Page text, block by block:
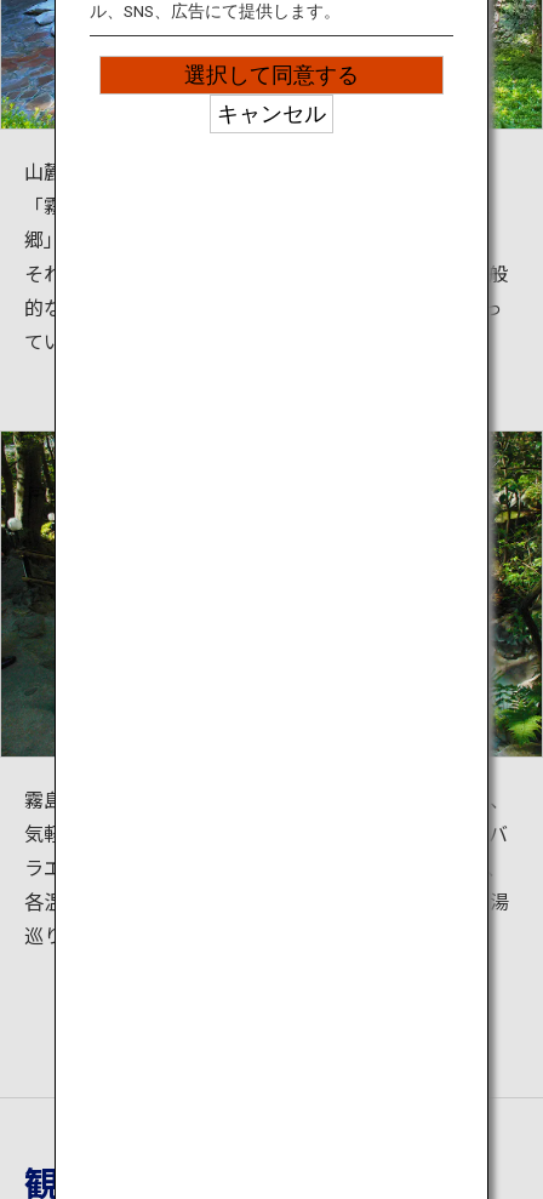
山麓から平野部まで多種多様な温泉が広がる霧島には
「霧島温泉郷」「霧島神宮温泉郷」「妙見・安楽温泉
郷」「日当山温泉郷」と4つの温泉郷があります。
それぞれの温泉施設では様々な泉質の温泉があり、一般
的な泉質10種類のうち霧島の温泉地だけで9種類が揃っ
ています。
霧島にはホテルや旅館などの宿泊温泉施設だけでなく、
気軽に立ち寄ることができる家族湯や露天風呂など、バ
ラエティ豊かな温泉施設があります。泉質はもちろん、
各温泉施設が醸し出す雰囲気を味わいながら温泉郷を湯
巡りすることができます。
観光地詳細
ル、SNS、広告にて提供します。
選択して同意する
キャンセル